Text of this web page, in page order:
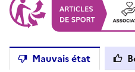
Mauvais état